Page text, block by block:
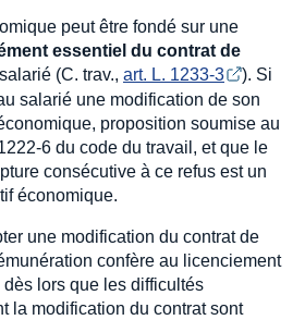
peut être fondé sur une
essentiel du contrat de
(C. trav., art. L. 1233-3
). Si
salarié une modification de son
proposition soumise au
6 du code du travail, et que le
consécutive à ce refus est un
économique.
une modification du contrat de
confère au licenciement
lors que les difficultés
la modification du contrat sont